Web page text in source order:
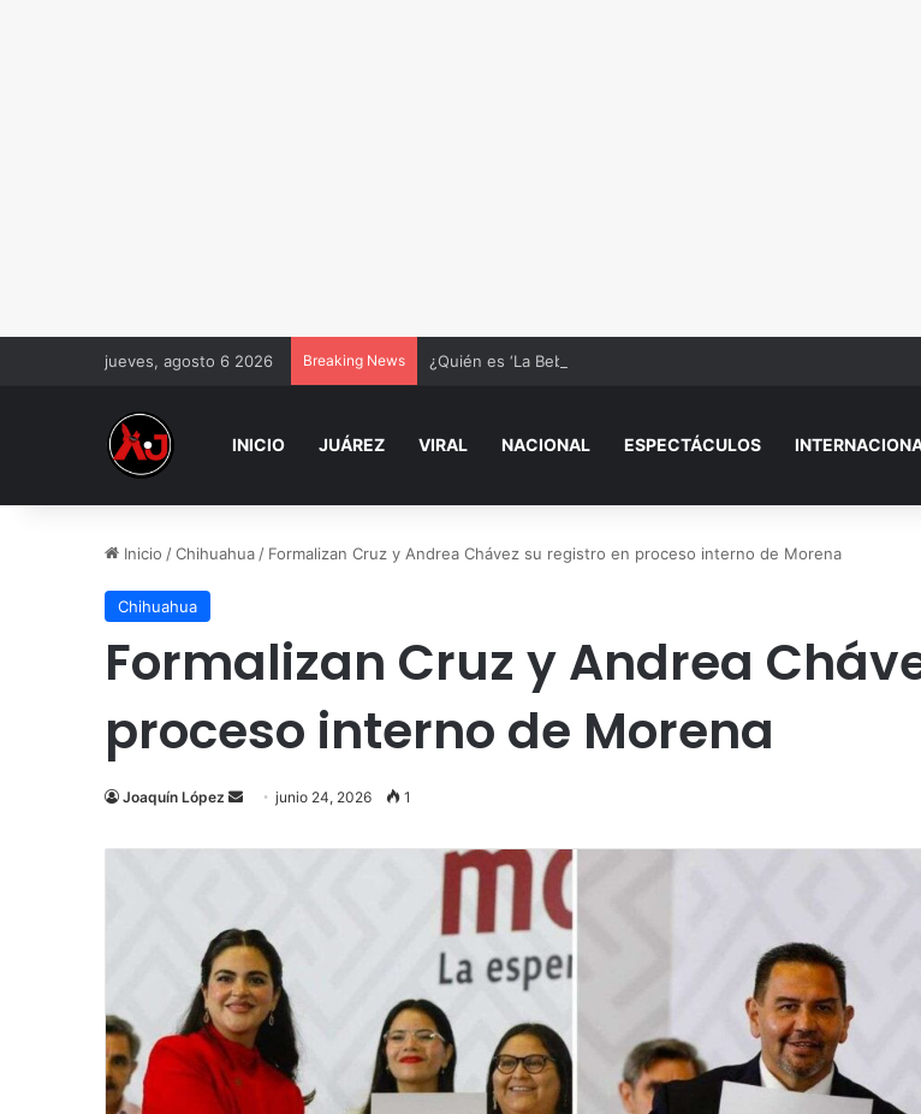
jueves, agosto 6 2026 Breaking News ¿Quién es ‘La Beba’? Su reacción en vivo tras la mu3rt3 de César
INICIO JUÁREZ VIRAL NACIONAL ESPECTÁCULOS
Inicio /Chihuahua / Formalizan Cruz y Andrea Chávez su registro en proceso interno de Morena
Chihuahua
Formalizan Cruz y Andrea
proceso interno de Morena
Joaquín López
Send
email
junio 24, 2026 1